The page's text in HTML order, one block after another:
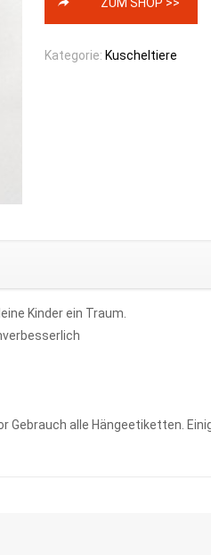
Kategorie: Kuscheltiere
Kinder ein Traum.
alle Hängeetiketten.